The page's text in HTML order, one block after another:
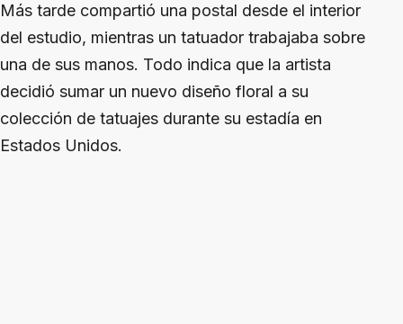
Más tarde compartió una postal desde el interior
del estudio, mientras un tatuador trabajaba sobre
una de sus manos. Todo indica que la artista
decidió sumar un nuevo diseño floral a su
colección de tatuajes durante su estadía en
Estados Unidos.